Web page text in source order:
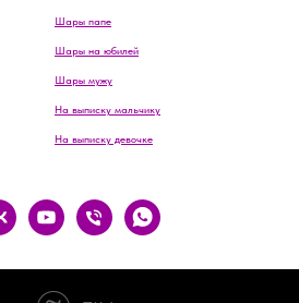
Шары папе
Шары на юбилей
Шары мужу
На выписку мальчику
На выписку девочке